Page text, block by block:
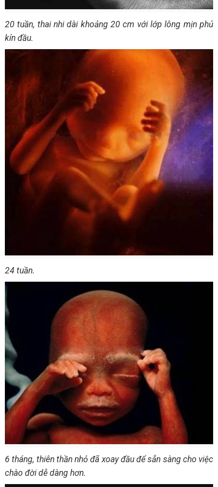
20 tuần, thai nhi dài khoảng 20 cm với lớp lông mịn phủ
kín đầu.
24 tuần.
6 tháng, thiên thần nhỏ đã xoay đầu để sẵn sàng cho việc
chào đời dễ dàng hơn.